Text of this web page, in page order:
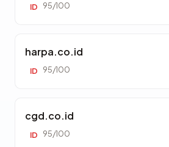
ID 95/100
harpa.co.id
ID 95/100
cgd.co.id
ID 95/100